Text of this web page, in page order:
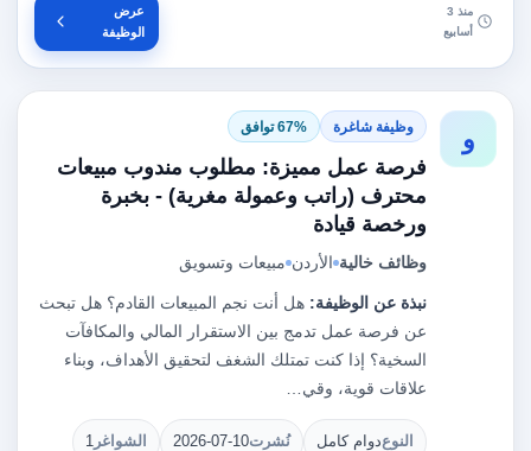
منذ 3
أسابيع
عرض
الوظيفة
و وظيفة شاغرة 67% توافق
فرصة عمل مميزة: مطلوب مندوب مبيعات
محترف (راتب وعمولة مغرية) - بخبرة
ورخصة قيادة
وظائف خالية الأردن مبيعات وتسويق
نبذة عن الوظيفة: هل أنت نجم المبيعات القادم؟ هل تبحث
عن فرصة عمل تدمج بين الاستقرار المالي والمكافآت
السخية؟ إذا كنت تمتلك الشغف لتحقيق الأهداف، وبناء
علاقات قوية، وقي…
النوعدوام كامل نُشرت2026-07-10 الشواغر 1